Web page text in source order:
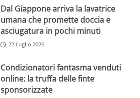
Dal Giappone arriva la lavatrice
umana che promette doccia e
asciugatura in pochi minuti
22 Luglio 2026
Condizionatori fantasma venduti
online: la truffa delle finte
sponsorizzate